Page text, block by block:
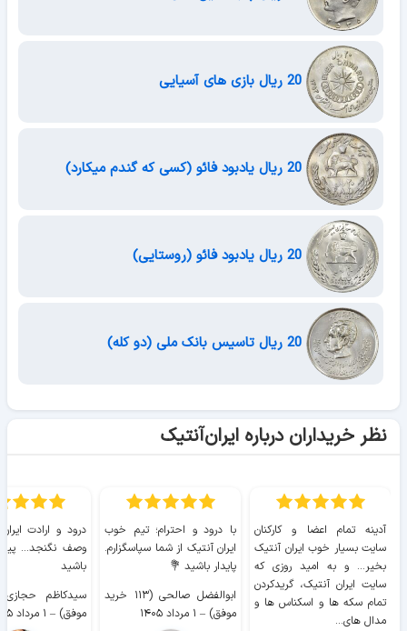
نظر خریداران درباره ایران‌آنتیک
آدینه تمام اعضا و کارکنان
سایت بسیار خوب ايران آنتیک
بخیر... و به امید روزی که
سایت ايران آنتیک، گریدکردن
تمام سکه ها و اسکناس ها و
مدال های...
با درود و احترام؛ تیم خوب
ایران آنتیک از شما سپاسگزارم.
پایدار باشید 💐
ابوالفضل صالحی (۱۱۳ خرید
موفق) – ۱ مرداد ۱۴۰۵
درود و ارادت
وصف نگنجد...
باشید
موفق) – ۱ مرداد ۱۴۰۵